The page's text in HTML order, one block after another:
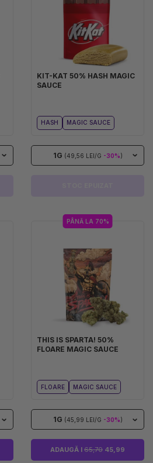
KIT-KAT 50% HASH MAGIC
SAUCE
HASH MAGIC SAUCE
1G (49,56 LEI/G -30%)
PÂNĂ LA 70%
THIS IS SPARTA! 50%
FLOARE MAGIC SAUCE
FLOARE MAGIC SAUCE
1G (45,99 LEI/G -30%)
ADAUGĂ I 65,70 45,99